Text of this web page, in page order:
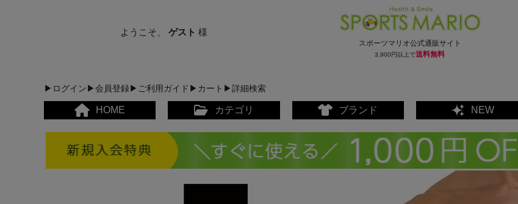
スポーツマリオ公式通販サイト
3,900円以上で送料無料
ようこそ、 ゲスト様
▶ログイン▶会員登録▶ご利用ガイド ▶カート ▶詳細検索
HOME カテゴリ ブランド NEW